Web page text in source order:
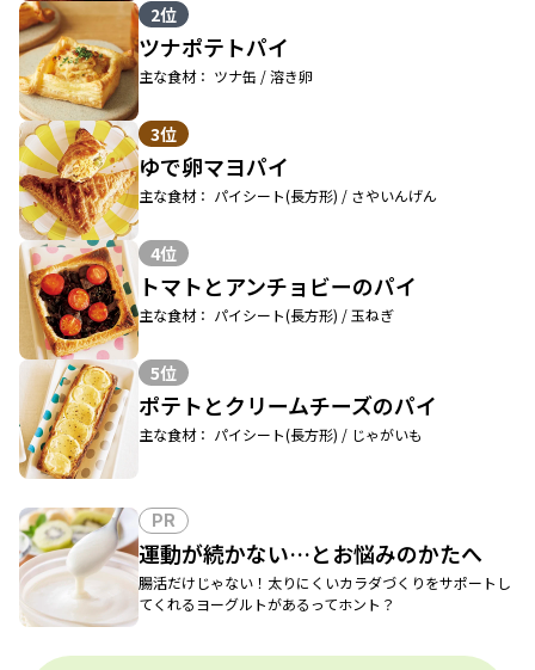
2位
ツナポテトパイ
主な食材： ツナ缶 / 溶き卵
3位
ゆで卵マヨパイ
主な食材： パイシート(長方形) / さやいんげん
4位
トマトとアンチョビーのパイ
主な食材： パイシート(長方形) / 玉ねぎ
5位
ポテトとクリームチーズのパイ
主な食材： パイシート(長方形) / じゃがいも
PR
運動が続かない…とお悩みのかたへ
腸活だけじゃない！太りにくいカラダづくりをサポートし
てくれるヨーグルトがあるってホント？